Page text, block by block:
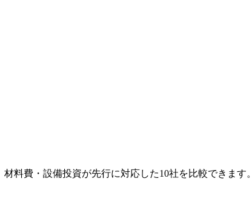
材料費・設備投資が先行に対応した10社を比較できます。